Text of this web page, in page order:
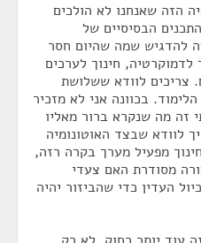
הזה שאנחנו לא הולכים
הבסיסיים של
להדגיש שמה שהיום חסר
לדמוקרטיה, חינוך לערכים
צריכים לוודא ששלושת
בכוונה אני לא מזכיר
זה מה שנקרא ברור מאליו
לוודא שבצד האוטונומיה
מפעיל מערך בקרה רזה,
מסודרת האם צעדי
העדין כדי שהביזור יהיה